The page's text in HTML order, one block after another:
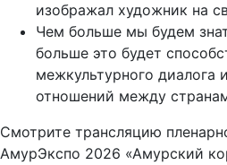
изображал художник на
Чем больше мы будем
больше это будет
межкультурного диалога
отношений между
Смотрите трансляцию
АмурЭкспо 2026 «Амурский